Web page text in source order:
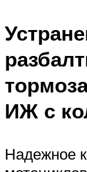
ИЖ с
Надежное